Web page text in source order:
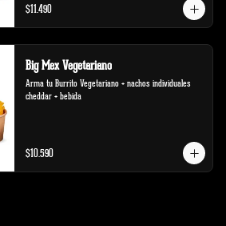
$11.490
Big Mex Vegetariano
Arma tu Burrito Vegetariano + nachos individuales
cheddar + bebida
$10.590